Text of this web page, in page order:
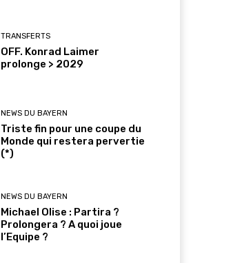
TRANSFERTS
OFF. Konrad Laimer
prolonge > 2029
NEWS DU BAYERN
Triste fin pour une coupe du
Monde qui restera pervertie
(*)
NEWS DU BAYERN
Michael Olise : Partira ?
Prolongera ? A quoi joue
l’Equipe ?